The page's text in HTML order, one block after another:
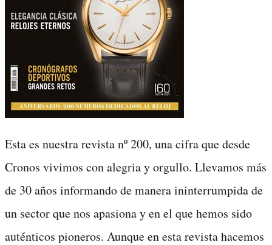
Esta es nuestra revista nº 200, una cifra que desde
Cronos vivimos con alegria y orgullo. Llevamos más
de 30 años informando de manera ininterrumpida de
un sector que nos apasiona y en el que hemos sido
auténticos pioneros. Aunque en esta revista hacemos